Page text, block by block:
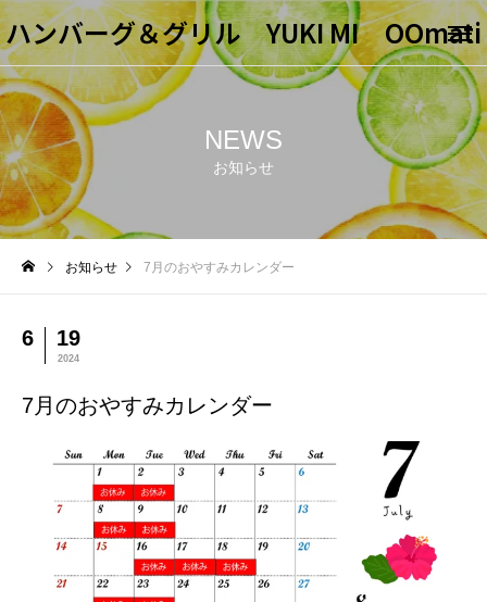
ハンバーグ＆グリル YUKI MI OOmati
NEWS
お知らせ
お知らせ 7月のおやすみカレンダー
6 19
2024
7月のおやすみカレンダー